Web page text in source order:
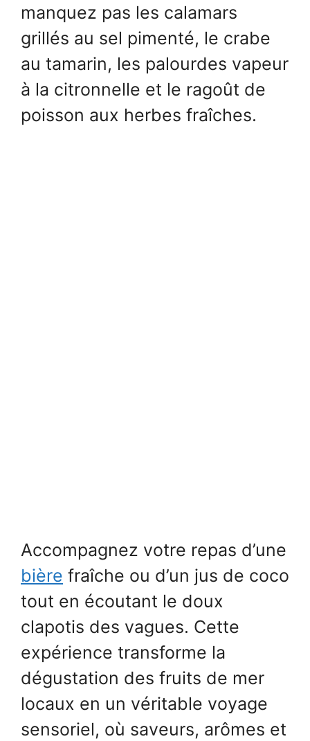
manquez pas les calamars
grillés au sel pimenté, le crabe
au tamarin, les palourdes vapeur
à la citronnelle et le ragoût de
poisson aux herbes fraîches.
Accompagnez votre repas d’une
bière fraîche ou d’un jus de coco
tout en écoutant le doux
clapotis des vagues. Cette
expérience transforme la
dégustation des fruits de mer
locaux en un véritable voyage
sensoriel, où saveurs, arômes et